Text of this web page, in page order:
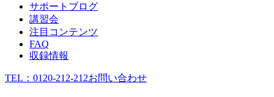
サポートブログ
講習会
注目コンテンツ
FAQ
収録情報
TEL： 0120-212-212お問い合わせ